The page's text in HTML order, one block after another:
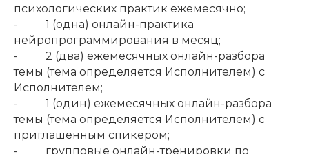
психологических практик ежемесячно;
- 1 (одна) онлайн-практика
нейропрограммирования в месяц;
- 2 (два) ежемесячных онлайн-разбора
темы (тема определяется Исполнителем) с
Исполнителем;
- 1 (один) ежемесячных онлайн-разбора
темы (тема определяется Исполнителем) с
приглашенным спикером;
- групповые онлайн-тренировки по